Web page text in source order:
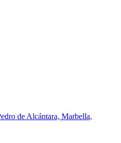
de Alcántara, Marbella,